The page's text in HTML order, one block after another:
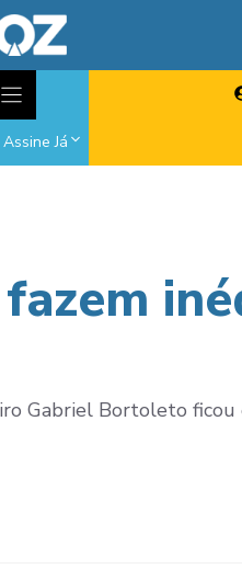
Assine Já
Gabriel Bortoleto ficou